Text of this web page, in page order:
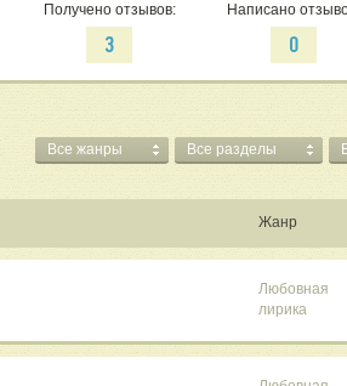
Получено отзывов:
3
Написано
0
Все жанры Все разделы
Жанр
Любовная
лирика